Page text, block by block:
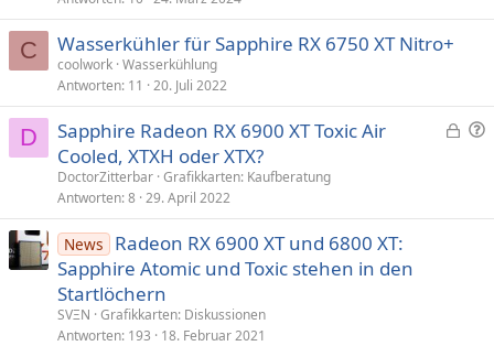
C Wasserkühler für Sapphire RX 6750 XT Nitro+
coolwork Wasserkühlung
Antworten 11 20. Juli 2022
D
G
e
F
e
Sapphire Radeon RX 6900 XT Toxic Air
Cooled, XTXH oder XTX?
DoctorZitterbar Grafikkarten: Kaufberatung
Antworten 8 29. April 2022
News
Radeon RX 6900 XT und 6800 XT:
Sapphire Atomic und Toxic stehen in den
Startlöchern
SVΞN Grafikkarten: Diskussionen
Antworten 193 18. Februar 2021